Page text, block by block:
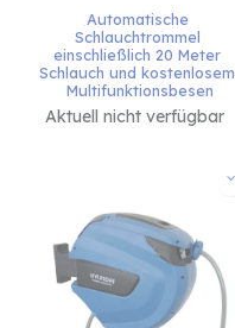
Automatische
Schlauchtrommel
einschließlich 20 Meter
Schlauch und kostenlosem
Multifunktionsbesen
Aktuell nicht verfügbar